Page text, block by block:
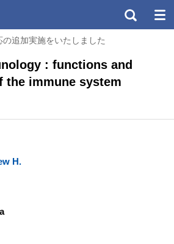
追加実施をいたしました
: functions and
the immune system
H.